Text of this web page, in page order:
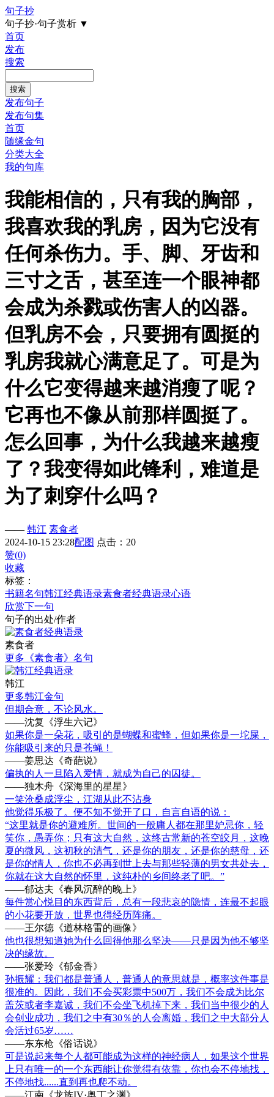
句子抄
句子抄·句子赏析 ▼
首页
发布
搜索
发布句子
发布句集
首页
随缘金句
分类大全
我的句库
我能相信的，只有我的胸部，
我喜欢我的乳房，因为它没有
任何杀伤力。手、脚、牙齿和
三寸之舌，甚至连一个眼神都
会成为杀戮或伤害人的凶器。
但乳房不会，只要拥有圆挺的
乳房我就心满意足了。可是为
什么它变得越来越消瘦了呢？
它再也不像从前那样圆挺了。
怎么回事，为什么我越来越瘦
了？我变得如此锋利，难道是
为了刺穿什么吗？
—— 韩江 素食者
2024-10-15 23:28配图 点击：20
赞(0)
收藏
标签：
书籍名句韩江经典语录素食者经典语录心语
欣赏下一句
句子的出处/作者
素食者
更多《素食者》名句
韩江
更多韩江金句
但期合意，不论风水。
——沈复《浮生六记》
如果你是一朵花，吸引的是蝴蝶和蜜蜂，但如果你是一坨屎，
你能吸引来的只是苍蝇！
——姜思达《奇葩说》
偏执的人一旦陷入爱情，就成为自己的囚徒。
——独木舟《深海里的星星》
一笑沧桑成浮尘，江湖从此不沾身
他觉得乐极了。便不知不觉开了口，自言自语的说：
“这里就是你的避难所。世间的一般庸人都在那里妒忌你，轻
笑你，愚弄你；只有这大自然，这终古常新的苍空皎月，这晚
夏的微风，这初秋的清气，还是你的朋友，还是你的慈母，还
是你的情人，你也不必再到世上去与那些轻薄的男女共处去，
你就在这大自然的怀里，这纯朴的乡间终老了吧。”
——郁达夫《春风沉醉的晚上》
每件赏心悦目的东西背后，总有一段悲哀的隐情，连最不起眼
的小花要开放，世界也得经历阵痛。
——王尔德《道林格雷的画像》
他也很想知道她为什么回得他那么坚决——只是因为他不够坚
决的缘故。
——张爱玲《郁金香》
孙振耀：我们都是普通人，普通人的意思就是，概率这件事是
很准的。因此，我们不会买彩票中500万，我们不会成为比尔
盖茨或者李嘉诚，我们不会坐飞机掉下来，我们当中很少的人
会创业成功，我们之中有30％的人会离婚，我们之中大部分人
会活过65岁……
——东东枪《俗话说》
可是说起来每个人都可能成为这样的神经病人，如果这个世界
上只有唯一的一个东西能让你觉得有依靠，你也会不停地找，
不停地找......直到再也爬不动。
——江南《龙族IV·奥丁之渊》